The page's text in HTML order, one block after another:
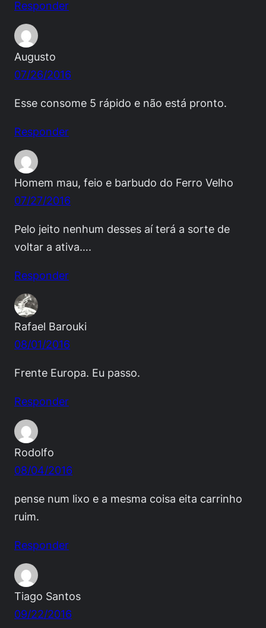
Responder
Augusto
07/26/2016
Esse consome 5 rápido e não está pronto.
Responder
Homem mau, feio e barbudo do Ferro Velho
07/27/2016
Pelo jeito nenhum desses aí terá a sorte de
voltar a ativa….
Responder
Rafael Barouki
08/01/2016
Frente Europa. Eu passo.
Responder
Rodolfo
08/04/2016
pense num lixo e a mesma coisa eita carrinho
ruim.
Responder
Tiago Santos
09/22/2016